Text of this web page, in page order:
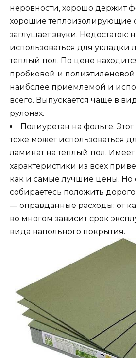
неровности, хорошо держит
хорошие теплоизолирующие
заглушает звуки. Недостаток:
использоваться для укладки
теплый пол. По цене
пробковой и полиэтиленовой,
наиболее приемлемой и
всего. Выпускается чаще в
рулонах.
Полиуретан на фольге.
тоже может использоваться
ламинат на теплый пол.
характеристики из всех
как и самые лучшие цены. Но
собираетесь положить
— оправданные расходы: от
во многом зависит срок
вида напольного покрытия.